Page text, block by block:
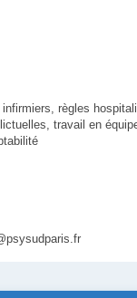
règles
travail en